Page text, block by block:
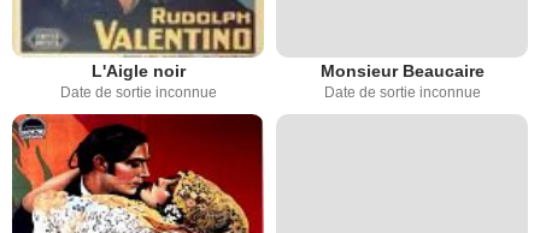
L'Aigle noir
Date de sortie inconnue
Monsieur Beaucaire
Date de sortie inconnue